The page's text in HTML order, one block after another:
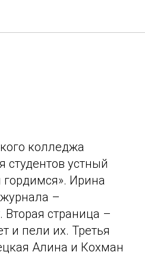
колледжа
устный
Ирина
–
Вторая страница –
и пели их. Третья
Алина и Кохман